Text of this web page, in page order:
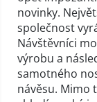
novinky.
společnost
Návštěvníci
výrobu a
samotného
návěsu. Mimo